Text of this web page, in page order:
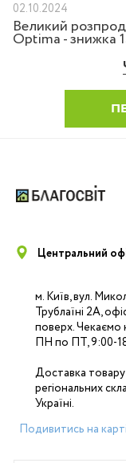
02.10.2024
Великий
Optima - знижка
Центральний
м. Київ, вул.
Трублаїні 2А,
поверх. Чекаємо
ПН по ПТ, 9:00-
Доставка товару
регіональних
Україні.
Подивитись на карті